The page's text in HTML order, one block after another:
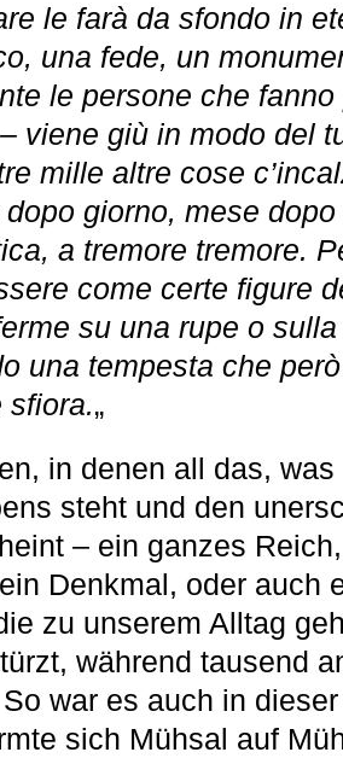
le farà da sfondo in
una fede, un
le persone che
viene giù in modo del
mille altre cose
giorno, mese
a tremore tremore.
come certe figure
su una rupe o
una tempesta che
sfiora.„
in denen all das,
steht und den
– ein ganzes
Denkmal, oder auch
zu unserem Alltag
während tausend
war es auch in
sich Mühsal auf